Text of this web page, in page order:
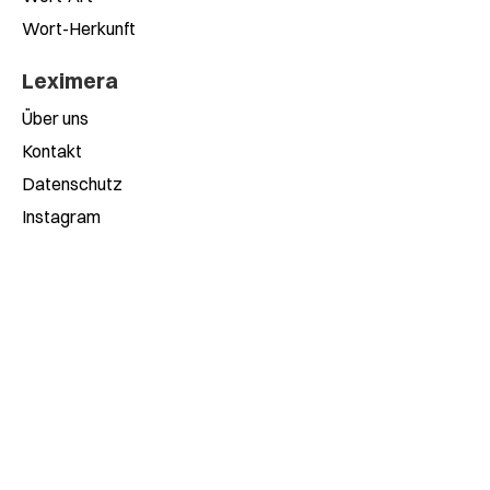
Wort-Herkunft
Leximera
Über uns
Kontakt
Datenschutz
Instagram